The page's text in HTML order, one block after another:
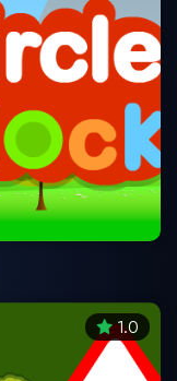
1.0